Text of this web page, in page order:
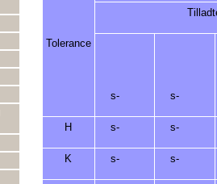
Tolerance
s- s-
H s- s-
K s- s-